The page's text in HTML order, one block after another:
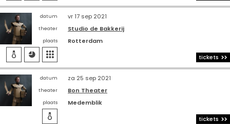
datum vr 17 sep 2021
theater Studio de Bakkerij
plaats Rotterdam
   tickets
datum za 25 sep 2021
theater Bon Theater
plaats Medemblik
 tickets